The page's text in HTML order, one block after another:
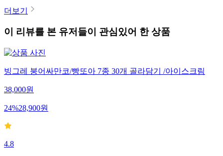
더보기
이 리뷰를 본 유저들이 관심있어 한 상품
빙그레 붕어싸만코/빵또아 7종 30개 골라담기 /아이스크림
38,000원
24%28,900원
4.8